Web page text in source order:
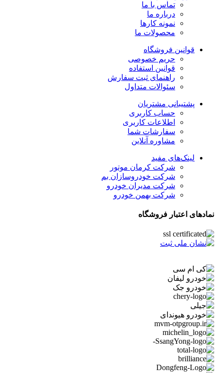
تماس با ما
درباره ما
نمونه کارها
محصولات ما
قوانین فروشگاه
حریم خصوصی
قوانین استفاده
راهنمای ثبت سفارش
سئوالات متداول
پشتیبانی مشتریان
حساب کاربری
اطلاعات کاربری
سفارشات شما
مشاوره آنلاین
لینک‌های مفید
شرکت کرمان موتور
شرکت خودروسازان بم
شرکت مدیران خودرو
شرکت بهمن خودرو
نمادهای اعتبار فروشگاه